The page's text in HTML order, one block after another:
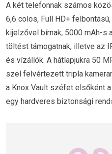
A két telefonnak számos
6,6 colos, Full HD+
kijelzővel bírnak, 5000 mAh-s
töltést támogatnak, illetve az
és vízállók. A hátlapjukra 50
szel felvértezett tripla
a Knox Vault széfet elsőként
egy hardveres biztonsági